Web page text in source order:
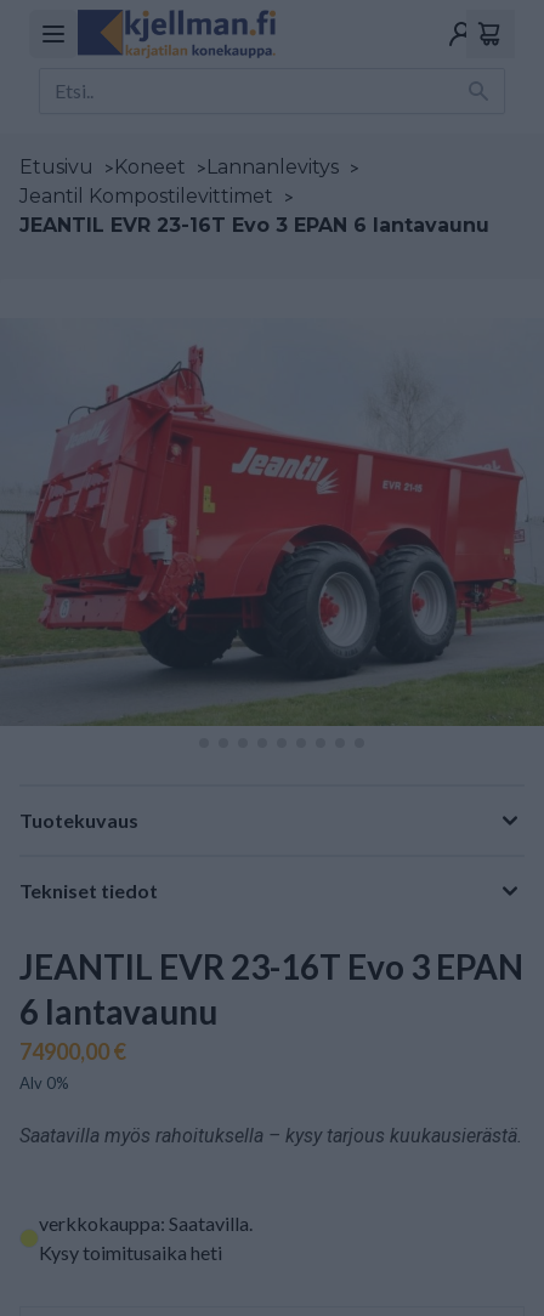
Etusivu >Koneet >Lannanlevitys >
Jeantil Kompostilevittimet >
JEANTIL EVR 23-16T Evo 3 EPAN 6 lantavaunu
Tuotekuvaus
Tekniset tiedot
JEANTIL EVR 23-16T Evo 3 EPAN
6 lantavaunu
74900,00 €
Alv 0%
Saatavilla myös rahoituksella – kysy tarjous kuukausierästä.
verkkokauppa: Saatavilla.
Kysy toimitusaika heti